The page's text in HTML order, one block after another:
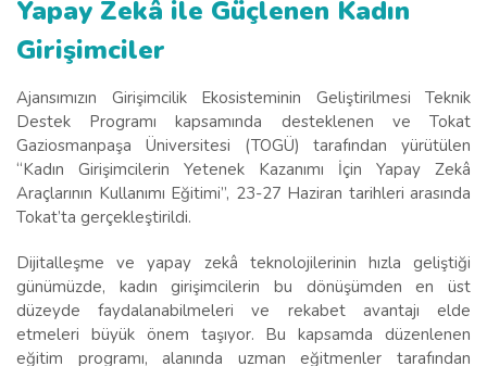
Yapay Zekâ ile Güçlenen Kadın
Girişimciler
Ajansımızın Girişimcilik Ekosisteminin Geliştirilmesi Teknik
Destek Programı kapsamında desteklenen ve Tokat
Gaziosmanpaşa Üniversitesi (TOGÜ) tarafından yürütülen
“Kadın Girişimcilerin Yetenek Kazanımı İçin Yapay Zekâ
Araçlarının Kullanımı Eğitimi”, 23-27 Haziran tarihleri arasında
Tokat’ta gerçekleştirildi.
Dijitalleşme ve yapay zekâ teknolojilerinin hızla geliştiği
günümüzde, kadın girişimcilerin bu dönüşümden en üst
düzeyde faydalanabilmeleri ve rekabet avantajı elde
etmeleri büyük önem taşıyor. Bu kapsamda düzenlenen
eğitim programı, alanında uzman eğitmenler tarafından